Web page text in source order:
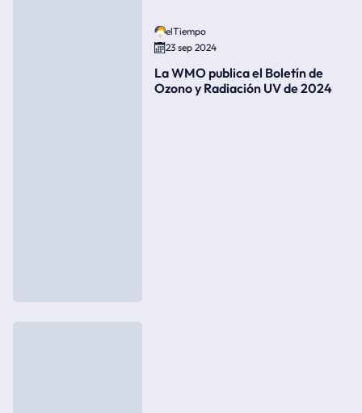
elTiempo
23 sep 2024
La WMO publica el Boletín de
Ozono y Radiación UV de 2024